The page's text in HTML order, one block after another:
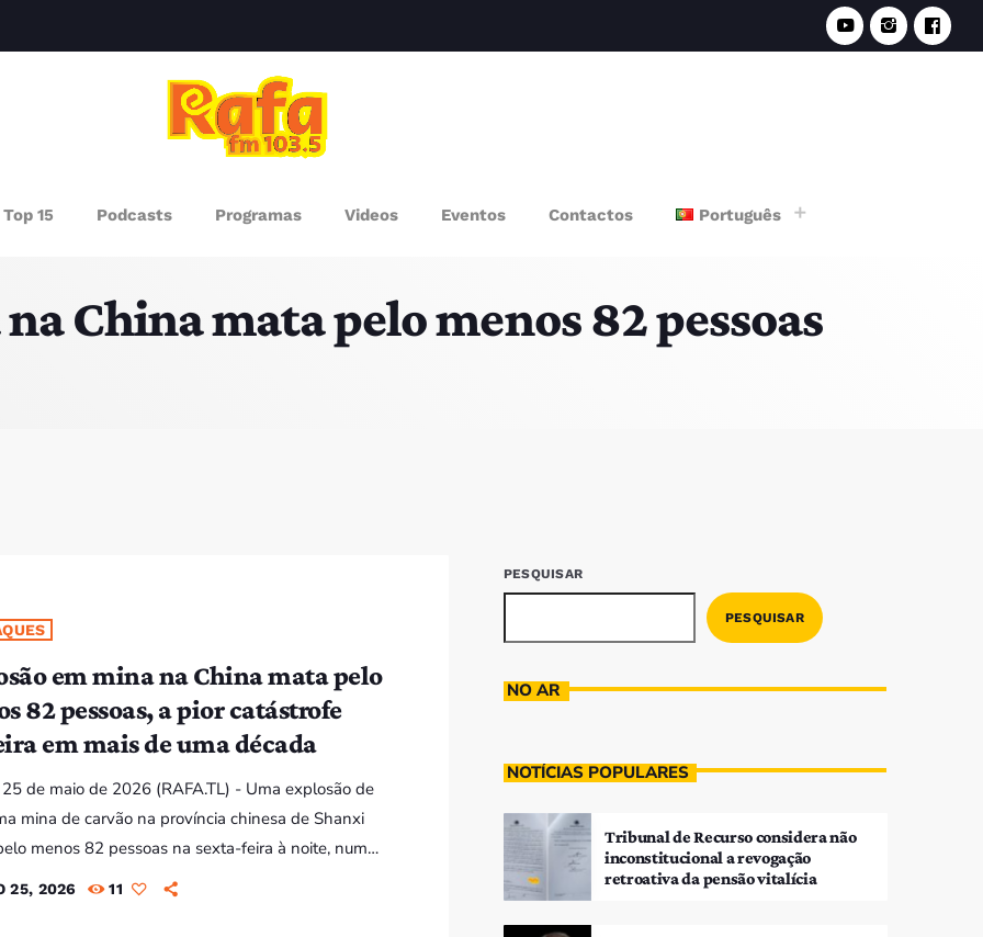
Top 15 Podcasts Programas Videos Eventos Contactos Português
SOMOSChina mata pelo menos 82 pessoas
em mina na China mata pelo
82 pessoas, a pior catástrofe
em mais de uma década
de maio de 2026 (RAFA.TL) - Uma explosão de
mina de carvão na província chinesa de Shanxi
menos 82 pessoas na sexta-feira à noite, num
mineiros mais mortíferos registados na China
25, 2026 11
PESQUISAR
PESQUISAR
NO AR
NOTÍCIAS POPULARES
Tribunal de Recurso considera não
inconstitucional a revogação
retroativa da pensão vitalícia